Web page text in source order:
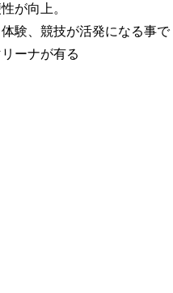
が向上。
験、競技が活発になる事
ーナが有る